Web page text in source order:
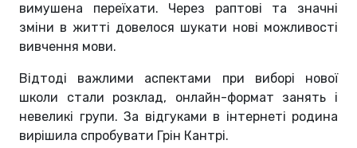
вимушена переїхати. Через раптові та значні
зміни в житті довелося шукати нові можливості
вивчення мови.
Відтоді важлими аспектами при виборі нової
школи стали розклад, онлайн-формат занять і
невеликі групи. За відгуками в інтернеті родина
вирішила спробувати Грін Кантрі.